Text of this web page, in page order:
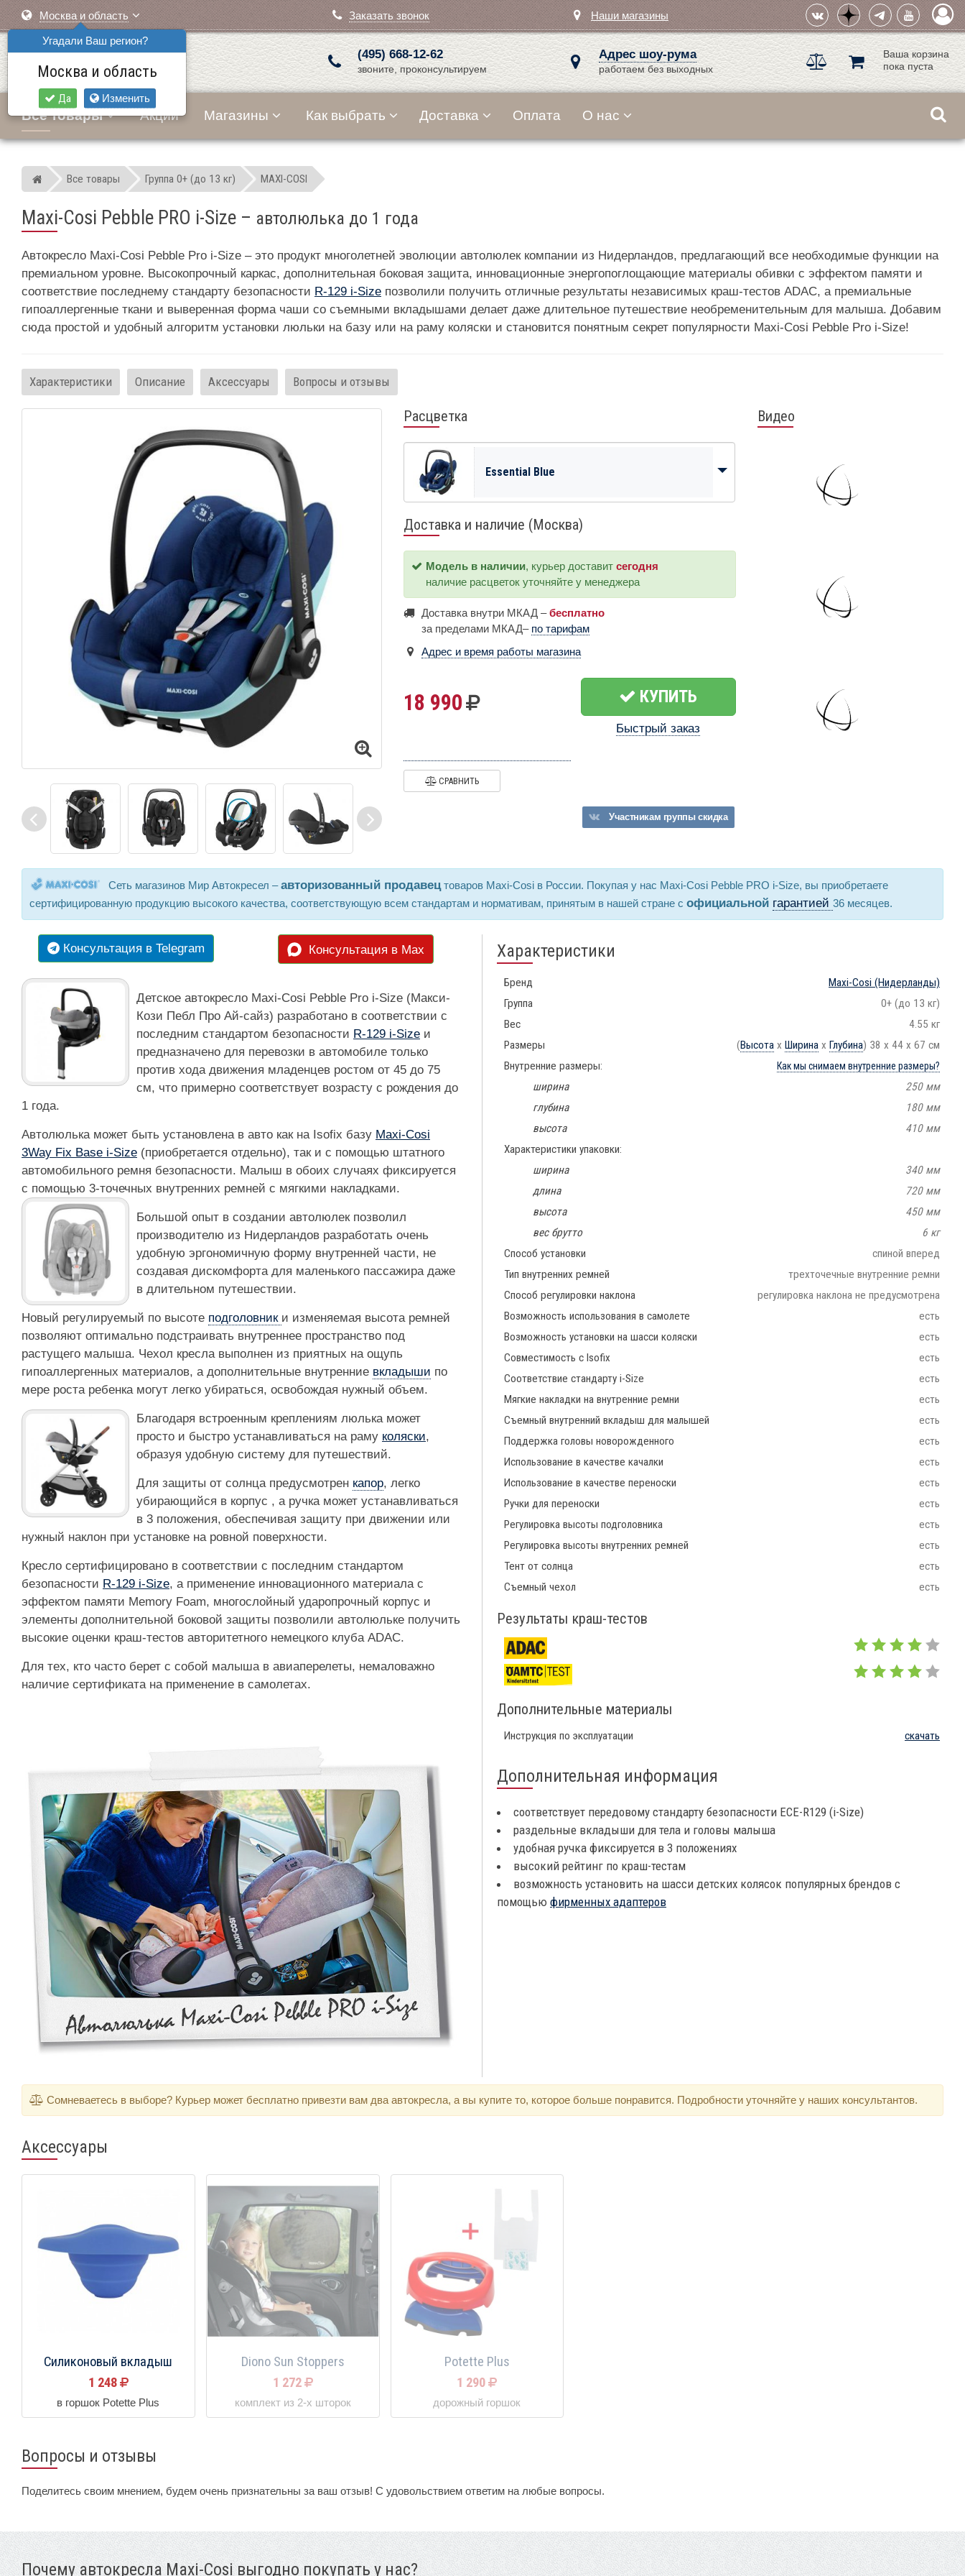
Москва и область
Угадали Ваш регион?
Москва и область
Да Изменить
Заказать звонок Наши магазины
(495) 668-12-62
звоните, проконсультируем
Адрес шоу-рума
работаем без выходных
Ваша корзина
пока пуста
Все товары Акции Магазины Как выбрать Доставка Оплата О нас
Мир детских автокресел
Все товары Группа 0+ (до 13 кг) MAXI-COSI
Maxi-Cosi Pebble PRO i-Size – автолюлька до 1 года
Автокресло Maxi-Cosi Pebble Pro i-Size – это продукт многолетней эволюции автолюлек компании из Нидерландов, предлагающий все необходимые функции на
премиальном уровне. Высокопрочный каркас, дополнительная боковая защита, инновационные энергопоглощающие материалы обивки с эффектом памяти и
соответствие последнему стандарту безопасности R-129 i-Size позволили получить отличные результаты независимых краш-тестов ADAC, а премиальные
гипоаллергенные ткани и выверенная форма чаши со съемными вкладышами делает даже длительное путешествие необременительным для малыша. Добавим
сюда простой и удобный алгоритм установки люльки на базу или на раму коляски и становится понятным секрет популярности Maxi-Cosi Pebble Pro i-Size!
Характеристики Описание Аксессуары Вопросы и отзывы
Расцветка
Essential Blue
Доставка и наличие (Москва)
Модель в наличии, курьер доставитсегодня
наличие расцветок уточняйте у менеджера
Доставка внутри МКАД –бесплатно
за пределами МКАД– по тарифам
Адрес и время работы магазина
18 990 КУПИТЬ
Быстрый заказ
СРАВНИТЬ
Участникам группыскидка
Видео
Сеть магазинов Мир Автокресел –авторизованный продавецтоваров Maxi-Cosi в России. Покупая у нас Maxi-Cosi Pebble PRO i-Size, вы приобретаете
сертифицированную продукцию высокого качества, соответствующую всем стандартам и нормативам, принятым в нашей стране с официальной гарантией 36 месяцев.
Консультация в Telegram Консультация в Max
Детское автокресло Maxi-Cosi Pebble Pro i-Size (Макси-
Кози Пебл Про Ай-сайз) разработано в соответствии с
последним стандартом безопасности R-129 i-Size и
предназначено для перевозки в автомобиле только
против хода движения младенцев ростом от 45 до 75
см, что примерно соответствует возрасту с рождения до
1 года.
Автолюлька может быть установлена в авто как на Isofix базу Maxi-Cosi
3Way Fix Base i-Size (приобретается отдельно), так и с помощью штатного
автомобильного ремня безопасности. Малыш в обоих случаях фиксируется
с помощью 3-точечных внутренних ремней с мягкими накладками.
Большой опыт в создании автолюлек позволил
производителю из Нидерландов разработать очень
удобную эргономичную форму внутренней части, не
создавая дискомфорта для маленького пассажира даже
в длительном путешествии.
Новый регулируемый по высоте подголовник и изменяемая высота ремней
позволяют оптимально подстраивать внутреннее пространство под
растущего малыша. Чехол кресла выполнен из приятных на ощупь
гипоаллергенных материалов, а дополнительные внутренние вкладыши по
мере роста ребенка могут легко убираться, освобождая нужный объем.
Благодаря встроенным креплениям люлька может
просто и быстро устанавливаться на раму коляски,
образуя удобную систему для путешествий.
Для защиты от солнца предусмотрен капор, легко
убирающийся в корпус , а ручка может устанавливаться
в 3 положения, обеспечивая защиту при движении или
нужный наклон при установке на ровной поверхности.
Кресло сертифицировано в соответствии с последним стандартом
безопасности R-129 i-Size, а применение инновационного материала с
эффектом памяти Memory Foam, многослойный ударопрочный корпус и
элементы дополнительной боковой защиты позволили автолюльке получить
высокие оценки краш-тестов авторитетного немецкого клуба ADAC.
Для тех, кто часто берет с собой малыша в авиаперелеты, немаловажно
наличие сертификата на применение в самолетах.
Характеристики
Бренд Maxi-Cosi (Нидерланды)
Группа
0+ (до 13 кг)
Вес
4.55 кг
Размеры
(Высота х Ширина х Глубина) 38 х 44 х 67 см
Внутренние размеры:
Как мы снимаем внутренние размеры?
ширина
250 мм
глубина
180 мм
высота
410 мм
Характеристики упаковки:
ширина
340 мм
длина
720 мм
высота
450 мм
вес брутто
6 кг
Способ установки
спиной вперед
Тип внутренних ремней
трехточечные внутренние ремни
Способ регулировки наклона
регулировка наклона не предусмотрена
Возможность использования в самолете
есть
Возможность установки на шасси коляски
есть
Совместимость с Isofix
есть
Соответствие стандарту i-Size
есть
Мягкие накладки на внутренние ремни
есть
Съемный внутренний вкладыш для малышей
есть
Поддержка головы новорожденного
есть
Использование в качестве качалки
есть
Использование в качестве переноски
есть
Ручки для переноски
есть
Регулировка высоты подголовника
есть
Регулировка высоты внутренних ремней
есть
Тент от солнца
есть
Съемный чехол
есть
Результаты краш-тестов
Дополнительные материалы
Инструкция по эксплуатации скачать
Дополнительная информация
соответствует передовому стандарту безопасности ECE-R129 (i-Size)
раздельные вкладыши для тела и головы малыша
удобная ручка фиксируется в 3 положениях
высокий рейтинг по краш-тестам
возможность установить на шасси детских колясок популярных брендов с
помощью фирменных адаптеров
Сомневаетесь в выборе? Курьер может бесплатно привезти вам два автокресла, а вы купите то, которое больше понравится. Подробности уточняйте у наших консультантов.
Аксессуары
Силиконовый вкладыш
1 248
в горшок Potette Plus
Diono Sun Stoppers
1 272
комплект из 2-х шторок
Potette Plus
1 290
дорожный горшок
Вопросы и отзывы
Поделитесь своим мнением, будем очень признательны за ваш отзыв! С удовольствием ответим на любые вопросы.
Почему автокресла Maxi-Cosi выгодно покупать у нас?